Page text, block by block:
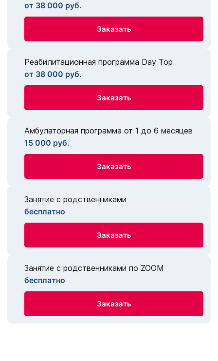
от 38 000 руб.
Заказать
Реабилитационная программа Day Top
от 38 000 руб.
Заказать
Амбулаторная программа от 1 до 6 месяцев
15 000 руб.
Заказать
Занятие с родственниками
бесплатно
Заказать
Занятие с родственниками по ZOOM
бесплатно
Заказать